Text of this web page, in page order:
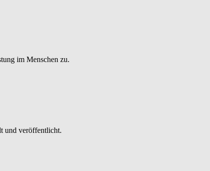
im Menschen zu.
und veröffentlicht.